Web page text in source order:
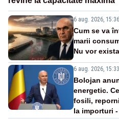
6 aug. 2026, 15:36
Cum se va
marii
Nu vor
6 aug. 2026, 15:33
Bolojan
energetic.
fosili,
la importuri -